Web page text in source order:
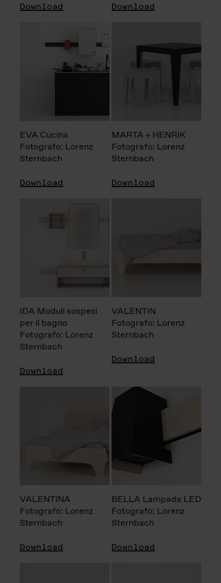
Download Download
EVA Cucina
Fotografo: Lorenz
Sternbach
Download
MARTA + HENRIK
Fotografo: Lorenz
Sternbach
Download
IDA Moduli sospesi
per il bagno
Fotografo: Lorenz
Sternbach
Download
VALENTIN
Fotografo: Lorenz
Sternbach
Download
VALENTINA
Fotografo: Lorenz
Sternbach
Download
BELLA Lampada LED
Fotografo: Lorenz
Sternbach
Download